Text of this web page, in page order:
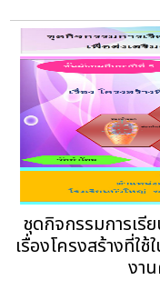
ชุดกิจกรรมการเรี
เรื่องโครงสร้างที่ใ
งา